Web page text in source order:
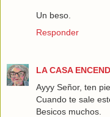
Un beso.
Responder
LA CASA
Ayyy Señor, ten
Cuando te sale
Besicos muchos.